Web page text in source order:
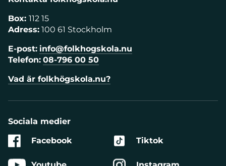
Box: 112 15
Adress: 100 61 Stockholm
E-post: info@folkhogskola.nu
Telefon: 08-796 00 50
Vad är folkhögskola.nu?
Sociala medier
Facebook
Tiktok